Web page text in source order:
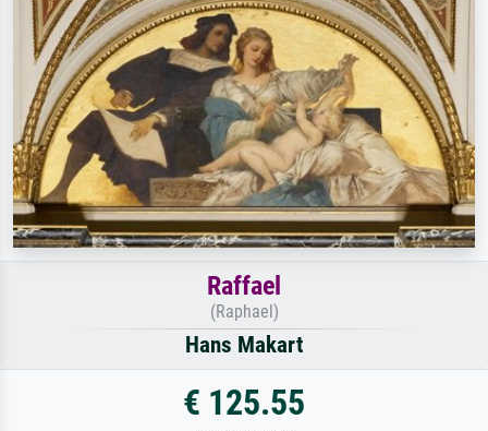
Raffael
(Raphael)
Hans Makart
€ 125.55